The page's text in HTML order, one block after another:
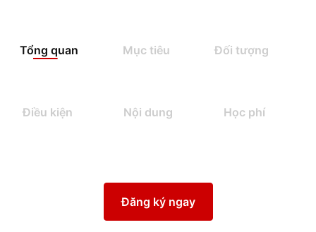
Tổng quan Mục tiêu Đối tượng
Điều kiện Nội dung Học phí
Đăng ký ngay